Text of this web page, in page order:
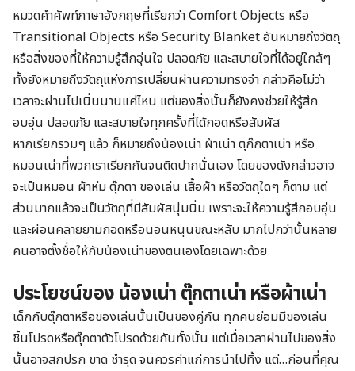
หมวดคำศัพท์ภาษาอังกฤษที่เรียกว่า Comfort Objects หรือ
Transitional Objects หรือ Security Blanket อันหมายถึงวัตถุ
หรือสิ่งของที่ให้ความรู้สึกอุ่นใจ ปลอดภัย และสบายใจที่ได้อยู่ใกล้ๆ
ทั้งยังหมายถึงวัตถุแห่งการเปลี่ยนผ่านความทรงจำ กล่าวคือไม่ว่า
เวลาจะผ่านไปเนิ่นนานแค่ไหน แต่ของสิ่งนั้นก็ยังคงช่วยให้รู้สึก
อบอุ่น ปลอดภัย และสบายใจทุกครั้งที่ได้กอดหรือสัมผัส
หากเรียกรวมๆ แล้ว ก็หมายถึงน้องเน่า ผ้าเน่า ตุก๊กตาเน่า หรือ
หมอนเน่าที่พวกเราเรียกกันจนติดปากนั่นเอง โดยของดังกล่าวอาจ
จะเป็นหมอน ผ้าห่ม ตุ๊กตา ของเล่น เสื้อผ้า หรือวัตถุใดๆ ก็ตาม แต่
ส่วนมากแล้วจะเป็นวัตถุที่มีสัมผัสนุ่มนิ่ม เพราะจะให้ความรู้สึกอบอุ่น
และผ่อนคลายยามกอดหรือนอนหนุนขณะหลับ มากไปกว่านั้นหลาย
คนอาจตั้งชื่อให้กับน้องเน่าของตนเองโดยเฉพาะด้วย
ประโยชน์ของ น้องเน่า ตุ๊กตาเน่า หรือผ้าเน่า
เด็กกับตุ๊กตาหรือของเล่นนั้นเป็นของคู่กัน ทุกคนย่อมมีของเล่น
ชิ้นโปรดหรือตุ๊กตาตัวโปรดด้วยกันทั้งนั้น แต่เมื่อเวลาผ่านไปของสิ่ง
นั้นอาจสกปรก ขาด ชำรุด จนควรค่าแก่การนำไปทิ้ง แต่…ก่อนที่คุณ